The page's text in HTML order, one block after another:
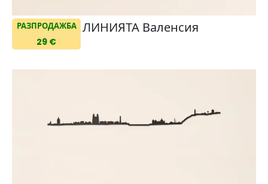
РАЗПРОДАЖБА
29 €
ЛИНИЯТА Валенсия